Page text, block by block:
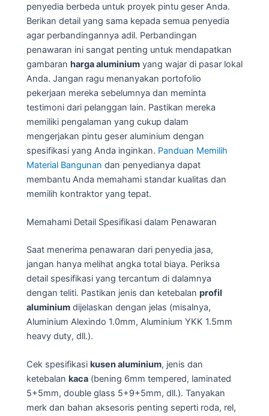
penyedia berbeda untuk proyek pintu geser Anda.
Berikan detail yang sama kepada semua penyedia
agar perbandingannya adil. Perbandingan
penawaran ini sangat penting untuk mendapatkan
gambaran harga aluminium yang wajar di pasar lokal
Anda. Jangan ragu menanyakan portofolio
pekerjaan mereka sebelumnya dan meminta
testimoni dari pelanggan lain. Pastikan mereka
memiliki pengalaman yang cukup dalam
mengerjakan pintu geser aluminium dengan
spesifikasi yang Anda inginkan. Panduan Memilih
Material Bangunan dan penyedianya dapat
membantu Anda memahami standar kualitas dan
memilih kontraktor yang tepat.
Memahami Detail Spesifikasi dalam Penawaran
Saat menerima penawaran dari penyedia jasa,
jangan hanya melihat angka total biaya. Periksa
detail spesifikasi yang tercantum di dalamnya
dengan teliti. Pastikan jenis dan ketebalan profil
aluminium dijelaskan dengan jelas (misalnya,
Aluminium Alexindo 1.0mm, Aluminium YKK 1.5mm
heavy duty, dll.).
Cek spesifikasi kusen aluminium, jenis dan
ketebalan kaca (bening 6mm tempered, laminated
5+5mm, double glass 5+9+5mm, dll.). Tanyakan
merk dan bahan aksesoris penting seperti roda, rel,